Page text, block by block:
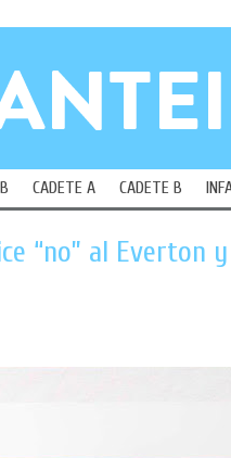
CADETE A CADETE B
“no” al Everton